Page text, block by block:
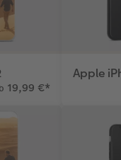
19,99 €*
Apple